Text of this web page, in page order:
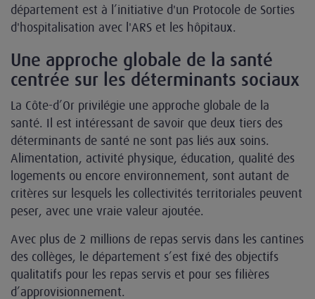
département est à l’initiative d'un Protocole de Sorties
d'hospitalisation avec l'ARS et les hôpitaux.
Une approche globale de la santé
centrée sur les déterminants sociaux
La Côte-d’Or privilégie une approche globale de la
santé. Il est intéressant de savoir que deux tiers des
déterminants de santé ne sont pas liés aux soins.
Alimentation, activité physique, éducation, qualité des
logements ou encore environnement, sont autant de
critères sur lesquels les collectivités territoriales peuvent
peser, avec une vraie valeur ajoutée.
Avec plus de 2 millions de repas servis dans les cantines
des collèges, le département s’est fixé des objectifs
qualitatifs pour les repas servis et pour ses filières
d’approvisionnement.